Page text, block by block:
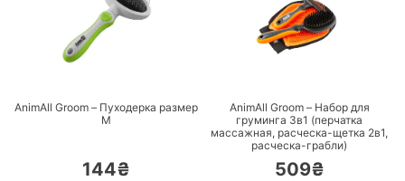
AnimAll Groom – Пуходерка размер
М
144₴
AnimAll Groom – Набор для
груминга 3в1 (перчатка
массажная, расческа-щетка 2в1,
расческа-грабли)
509₴